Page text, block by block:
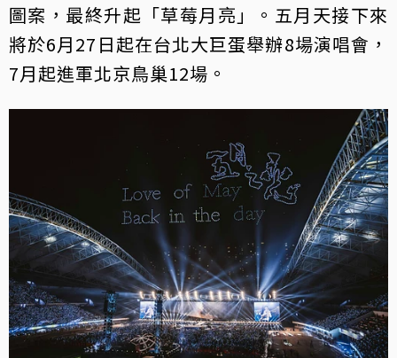
圖案，最終升起「草莓月亮」。五月天接下來
將於6月27日起在台北大巨蛋舉辦8場演唱會，
7月起進軍北京鳥巢12場。